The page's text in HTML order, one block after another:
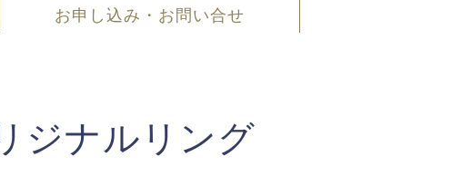
お申し込み・お問い合せ
ジナルリング